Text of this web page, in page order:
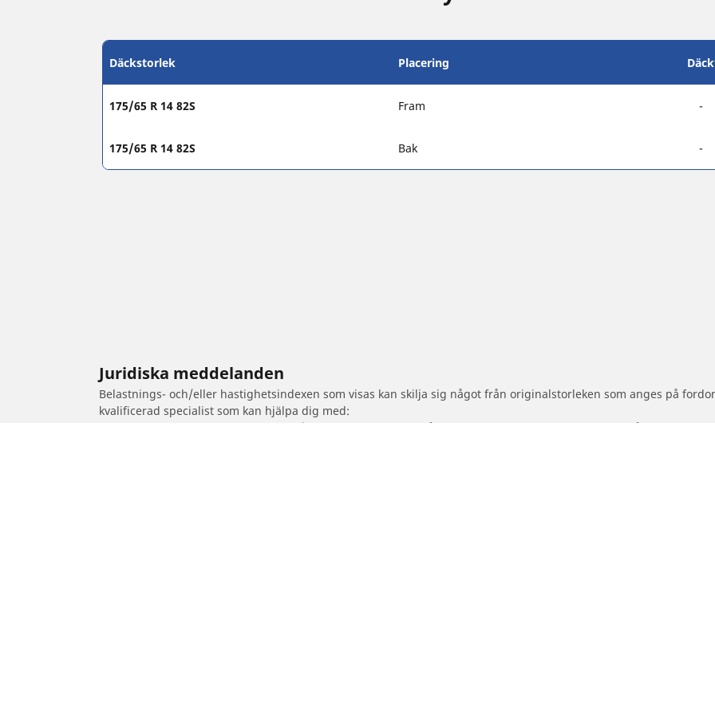
Däckstorlek Placering
175/65 R 14 82S Fram -
175/65 R 14 82S Bak -
Juridiska meddelanden
Belastnings- och/eller hastighetsindexen som visas kan skilja sig något från originalstorleken som anges på
kvalificerad specialist som kan hjälpa dig med:
1. Informera dig om belastnings- och/eller hastighetsindex på dina eftermarknadsdäck skiljer sig från dina